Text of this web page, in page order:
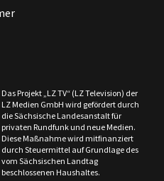
Das Projekt „LZ TV“ (LZ Television) der
LZ Medien GmbH wird gefördert durch
die Sächsische Landesanstalt für
privaten Rundfunk und neue Medien.
Diese Maßnahme wird mitfinanziert
durch Steuermittel auf Grundlage des
vom Sächsischen Landtag
beschlossenen Haushaltes.